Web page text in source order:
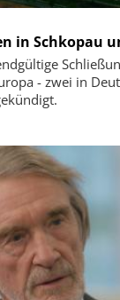
in Schkopau
- zwei in